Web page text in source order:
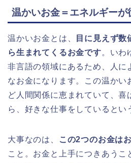
温かいお金＝エネルギーが
温かいお金とは、
目に見えず数
ら生まれてくるお金です。いわ
非言語の領域にあるため、人に
なお金になります。この温かい
ど人間関係に恵まれていて、喜
ら、好きな仕事をしているとい
大事なのは、 この2つのお金は
こと。お金と上手につきあうこ